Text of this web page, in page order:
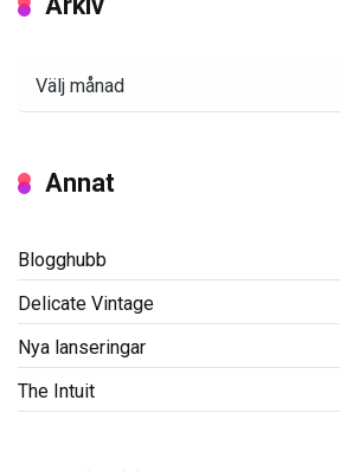
Annat
Blogghubb
Delicate Vintage
Nya lanseringar
The Intuit